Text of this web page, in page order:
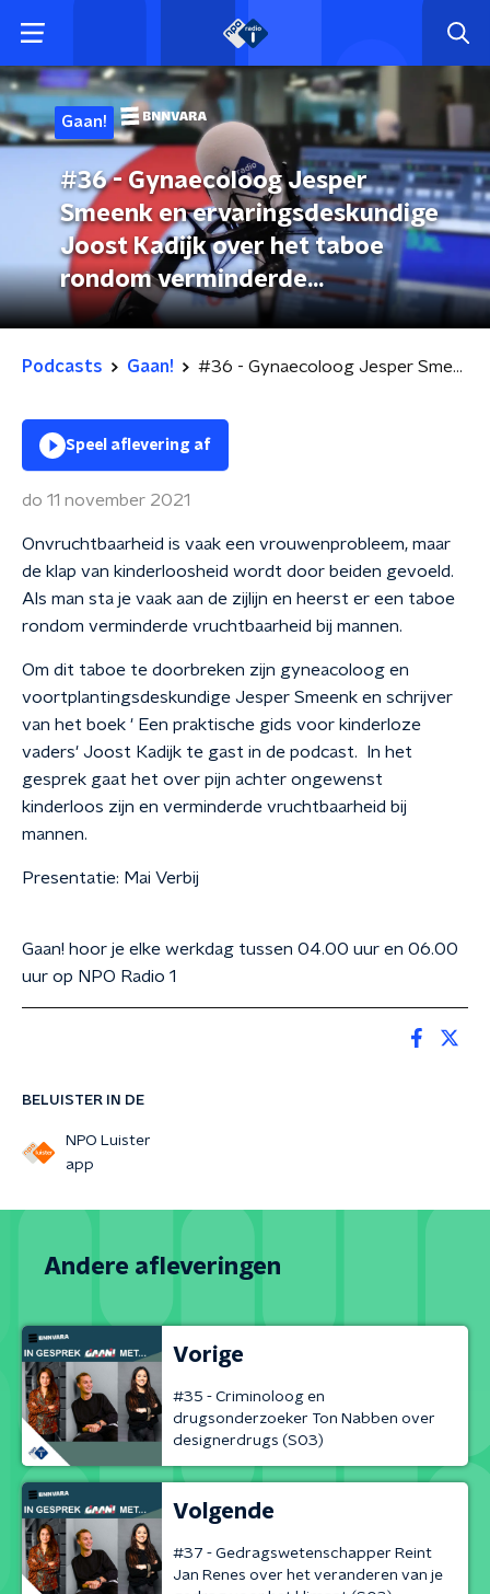
Gaan!
#36 - Gynaecoloog Jesper
Smeenk en ervaringsdeskundige
Joost Kadijk over het taboe
rondom verminderde
vruchtbaarheid bij mannen (S03)
Podcasts Gaan! #36 - Gynaecoloog Jesper Smeenk en ervaringsdeskundige Joost Kadijk over het taboe rondom verminderde vruchtbaarheid bij mannen (S03)
BELUISTER IN DE
NPO Luister
app
Speel aflevering af
do 11 november 2021
Onvruchtbaarheid is vaak een vrouwenprobleem, maar
de klap van kinderloosheid wordt door beiden gevoeld.
Als man sta je vaak aan de zijlijn en heerst er een taboe
rondom verminderde vruchtbaarheid bij mannen.
Om dit taboe te doorbreken zijn gyneacoloog en
voortplantingsdeskundige Jesper Smeenk en schrijver
van het boek ' Een praktische gids voor kinderloze
vaders' Joost Kadijk te gast in de podcast. In het
gesprek gaat het over pijn achter ongewenst
kinderloos zijn en verminderde vruchtbaarheid bij
mannen.
Presentatie: Mai Verbij
Gaan! hoor je elke werkdag tussen 04.00 uur en 06.00
uur op NPO Radio 1
Andere afleveringen
Vorige
#35 - Criminoloog en
drugsonderzoeker Ton Nabben over
designerdrugs (S03)
Volgende
#37 - Gedragswetenschapper Reint
Jan Renes over het veranderen van je